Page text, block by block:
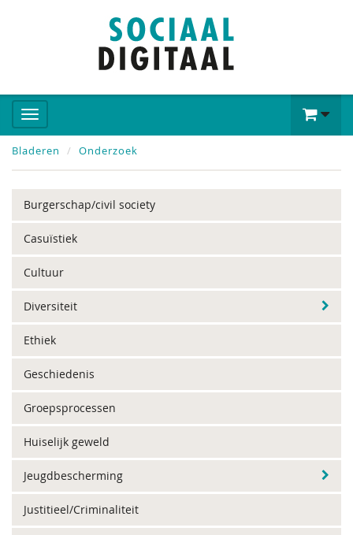
Bladeren Onderzoek
Burgerschap/civil society
Casuïstiek
Cultuur
Diversiteit
Ethiek
Geschiedenis
Groepsprocessen
Huiselijk geweld
Jeugdbescherming
Justitieel/Criminaliteit